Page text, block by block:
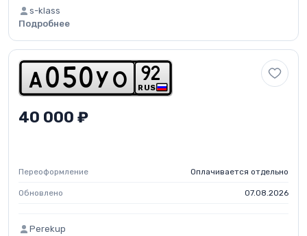
s-klass
Подробнее
a 0 5 0 y o RUS
92
40 000 ₽
Переоформление Оплачивается отдельно
Обновлено 07.08.2026
Perekup